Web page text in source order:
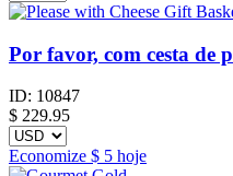
Por favor, com cesta de
ID: 10847
$ 229.95
Economize $ 5 hoje